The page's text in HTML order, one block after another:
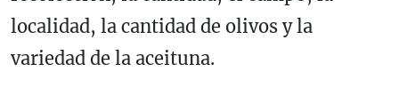
localidad, la cantidad de olivos y la
variedad de la aceituna.